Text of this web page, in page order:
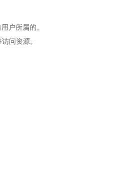
户所属的。
问资源。